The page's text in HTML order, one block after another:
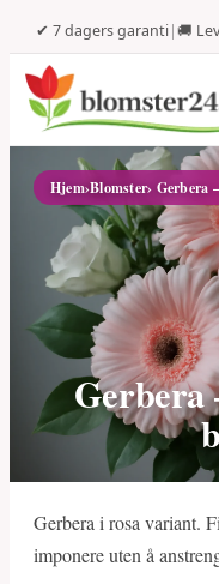
✔ 7 dagers garanti|🚚
Hjem›Blomster› Gerbera
Gerbera
Gerbera i rosa variant.
imponere uten å